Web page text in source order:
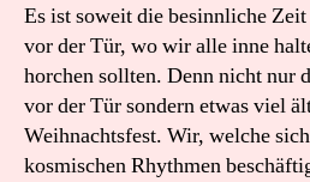
Es ist soweit die besinnliche
vor der Tür, wo wir alle inne
horchen sollten. Denn nicht nur
vor der Tür sondern etwas viel
Weihnachtsfest. Wir, welche
kosmischen Rhythmen